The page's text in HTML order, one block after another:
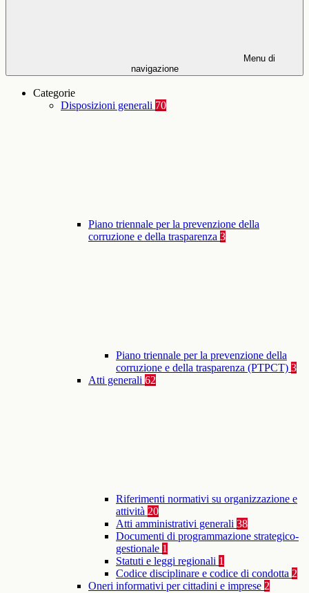
Menu di
navigazione
Categorie
Disposizioni generali 70
Piano triennale per la prevenzione della
corruzione e della trasparenza 3
Piano triennale per la prevenzione della
corruzione e della trasparenza (PTPCT) 3
Atti generali 62
Riferimenti normativi su organizzazione e
attività 20
Atti amministrativi generali 38
Documenti di programmazione strategico-
gestionale 1
Statuti e leggi regionali 1
Codice disciplinare e codice di condotta 2
Oneri informativi per cittadini e imprese 2